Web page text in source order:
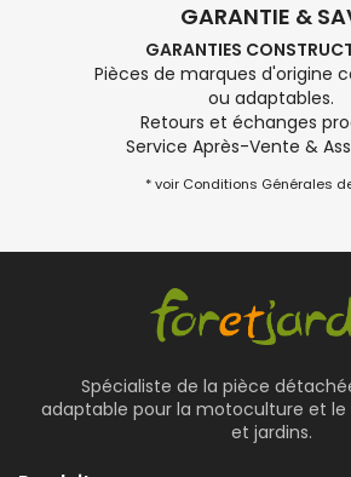
GARANTIE &
GARANTIES
Pièces de marques d'origine
ou adaptables.
Retours et échanges
Service Après-Vente &
* voir Conditions Générales
Spécialiste de la pièce
adaptable pour la motoculture et
et jardins.